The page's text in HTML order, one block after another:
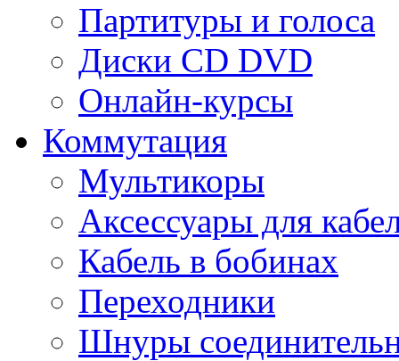
Партитуры и голоса
Диски CD DVD
Онлайн-курсы
Коммутация
Мультикоры
Аксессуары для
Кабель в бобинах
Переходники
Шнуры